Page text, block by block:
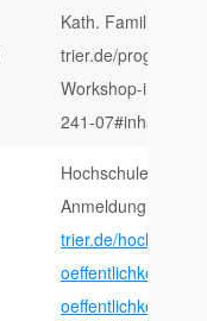
Kath.
trier.de/
Workshop-in-den-
241-07#inhalt
Hochschule Trier,
Anmeldung und
trier.de/